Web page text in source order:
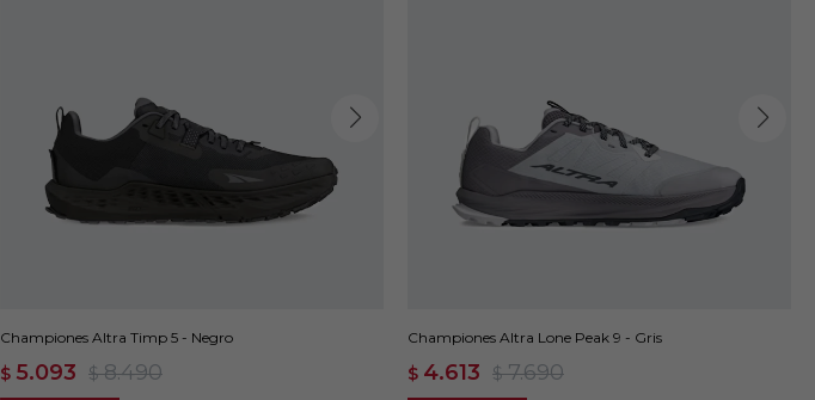
Championes Altra Timp 5 - Negro
$ 5.093 $ 8.490
Championes Altra Lone Peak 9 - Gris
$ 4.613 $ 7.690